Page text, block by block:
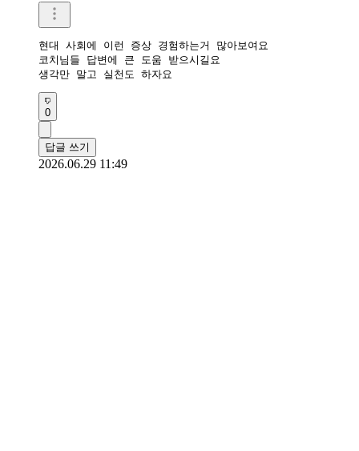
현대 사회에 이런 증상 경험하는거 많아보여요
코치님들 답변에 큰 도움 받으시길요
생각만 말고 실천도 하자요
0
답글 쓰기
2026.06.29 11:49